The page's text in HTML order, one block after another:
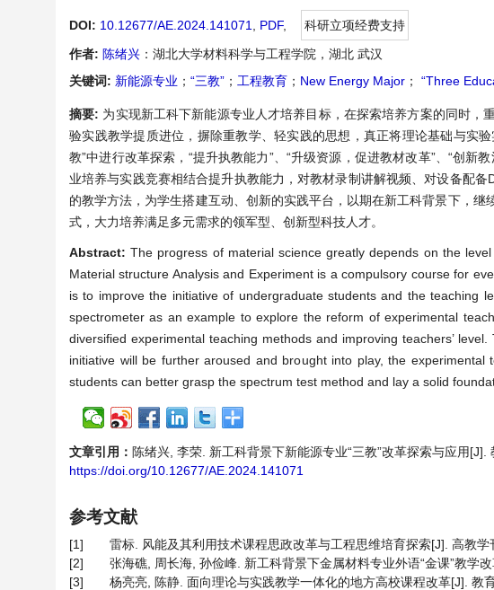
DOI: 10.12677/AE.2024.141071 PDF,
科研立项经费支持
作者: 陈绪兴 ：湖北大学材料科学与工程学院，湖北 武汉
关键词: 新能源专业 ； “三教” ； 工程教育 ； New Energy Major ； “Three
摘要: 为实现新工科下新能源专业人才培养目标，在探索培养方案的同时
验实践教学提质进位，摒除重教学、轻实践的思想，真正将理论基础与实
教”中进行改革探索，“提升执教能力”、“升级资源，促进教材改革”、“创
业培养与实践竞赛相结合提升执教能力，对教材录制讲解视频、对设备配
的教学方法，为学生搭建互动、创新的实践平台，以期在新工科背景下，
式，大力培养满足多元需求的领军型、创新型科技人才。
Abstract:The progress of material science greatly depends on the
Material structure Analysis and Experiment is a compulsory course for
is to improve the initiative of undergraduate students and the teaching
spectrometer as an example to explore the reform of experimental
diversified experimental teaching methods and improving teachers’
initiative will be further aroused and brought into play, the
students can better grasp the spectrum test method and lay a solid
文章引用： 陈绪兴, 李荣. 新工科背景下新能源专业“三教”改革探索与应用
https://doi.org/10.12677/AE.2024.141071
参考文献
[1]
雷标. 风能及其利用技术课程思政改革与工程思维培育探索[J]. 高教学
[2]
张海礁, 周长海, 孙俭峰. 新工科背景下金属材料专业外语“金课”教学
[3]
杨亮亮, 陈静. 面向理论与实践教学一体化的地方高校课程改革[J]. 教